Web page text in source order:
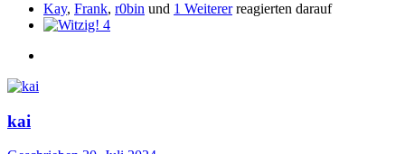
Kay, Frank, r0bin und 1 Weitererreagierten darauf
4
kai